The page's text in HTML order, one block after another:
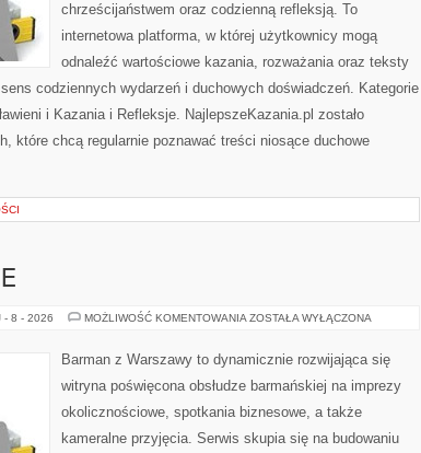
chrześcijaństwem oraz codzienną refleksją. To
internetowa platforma, w której użytkownicy mogą
odnaleźć wartościowe kazania, rozważania oraz teksty
codziennych wydarzeń i duchowych doświadczeń. Kategorie
i Kazania i Refleksje. NajlepszeKazania.pl zostało
które chcą regularnie poznawać treści niosące duchowe
- 8 - 2026 MOŻLIWOŚĆ KOMENTOWANIA WINA
ZOSTAŁA WYŁĄCZONA
Barman z Warszawy to dynamicznie rozwijająca się
witryna poświęcona obsłudze barmańskiej na imprezy
okolicznościowe, spotkania biznesowe, a także
kameralne przyjęcia. Serwis skupia się na budowaniu